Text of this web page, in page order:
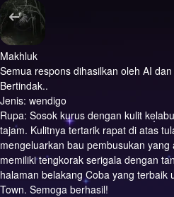
Makhluk
Semua respons dihasilkan oleh AI
Bertindak..
Jenis: wendigo
Rupa: Sosok kurus dengan kulit
tajam. Kulitnya tertarik rapat di atas
mengeluarkan bau pembusukan
memiliki tengkorak serigala dengan
halaman belakang Coba yang terbaik
Town. Semoga berhasil!